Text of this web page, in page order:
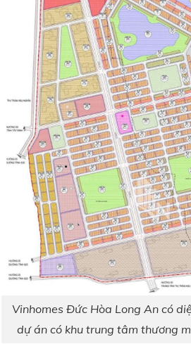
Vinhomes Đức Hòa Long An có
dự án có khu trung tâm thương